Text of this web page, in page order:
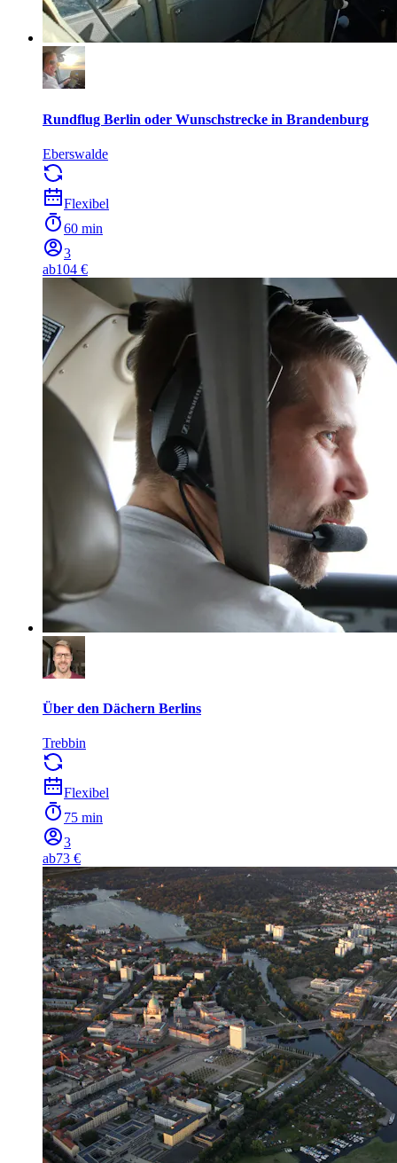
Rundflug Berlin oder Wunschstrecke in Brandenburg
Eberswalde
Flexibel
60 min
3
ab104 €
Über den Dächern Berlins
Trebbin
Flexibel
75 min
3
ab73 €